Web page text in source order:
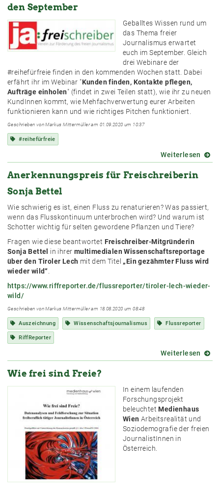
den September
Geballtes Wissen rund um
das Thema freier
Journalismus erwartet
euch im September. Gleich
drei Webinare der
#reihefürfreie finden in den kommenden Wochen statt. Dabei
erfährt ihr im Webinar "Kunden finden, Kontakte pflegen,
Aufträge einholen" (findet in zwei Teilen statt), wie ihr zu neuen
KundInnen kommt, wie Mehfachverwertung eurer Arbeiten
funktionieren kann und wie richtiges Pitchen funktioniert.
Geschrieben von Markus Mittermüller am 01.09.2020 um 10:37
#reihefürfreie
Weiterlesen über
in
Anerkennungspreis für Freischreiberin
Sonja Bettel
Wie schwierig es ist, einen Fluss zu renaturieren? Was passiert,
wenn das Flusskontinuum unterbrochen wird? Und warum ist
Schotter wichtig für selten gewordene Pflanzen und Tiere?
Fragen wie diese beantwortet Freischreiber-Mitgründerin
Sonja Bettel in ihrer multimedialen Wissenschaftsreportage
über den Tiroler Lech mit dem Titel „Ein gezähmter Fluss wird
wieder wild“
https://www.riffreporter.de/flussreporter/tiroler-lech-wieder-
wild/
Geschrieben von Markus Mittermüller am 18.08.2020 um 08:48
Auszeichnung Wissenschaftsjournalismus Flussreporter
RiffReporter
Weiterlesen über
Wie frei sind Freie?
In einem laufenden
Forschungsprojekt
beleuchtet Medienhaus
Wien Arbeitsrealität und
Soziodemografie der freien
JournalistInnen in
Österreich.